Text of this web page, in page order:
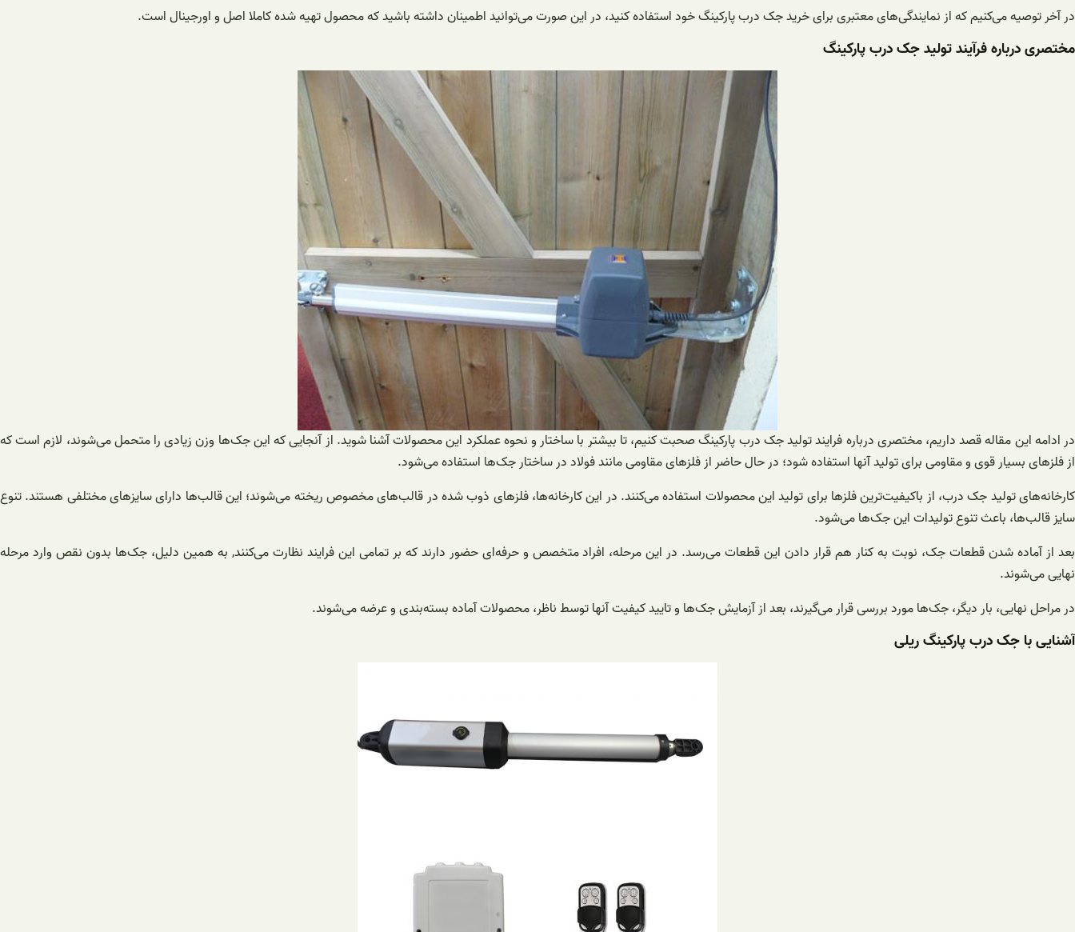
در آخر توصیه می‌کنیم که از نمایندگی‌های معتبری برای خرید جک درب پارکینگ خود استفاده کنید، در این صورت می‌توانید اطمینان داشته باشید که محصول تهیه شده کاملا اصل و اورجینال است.
مختصری درباره فرآیند تولید جک درب پارکینگ
در ادامه این مقاله قصد داریم، مختصری درباره فرایند تولید جک درب پارکینگ صحبت کنیم، تا بیشتر با ساختار و نحوه عملکرد این محصولات آشنا شوید. از آنجایی که این جک‌ها وزن زیادی را متحمل می‌شوند، لازم است که
از فلز‌های بسیار قوی و مقاومی برای تولید آنها استفاده شود؛ در حال حاضر از فلزهای مقاومی مانند فولاد در ساختار جک‌ها استفاده می‌شود.
کارخانه‌های تولید جک درب، از باکیفیت‌ترین فلز‌ها برای تولید این محصولات استفاده می‌کنند. در این کارخانه‌ها، فلزهای ذوب شده در قالب‌های مخصوص ریخته می‌شوند؛ این قالب‌ها دارای سایزهای مختلفی هستند. تنوع
سایز قالب‌ها، باعث تنوع تولیدات این جک‌ها می‌شود.
بعد از آماده شدن قطعات جک، نوبت به کنار هم قرار دادن این قطعات می‌رسد. در این مرحله، افراد متخصص و حرفه‌ای حضور دارند که بر تمامی این فرایند نظارت می‌کنند, به همین دلیل، جک‌ها بدون نقص وارد مرحله
نهایی می‌شوند.
در مراحل نهایی، بار دیگر، جک‌ها مورد بررسی قرار می‌گیرند، بعد از آزمایش جک‌ها و تایید کیفیت آنها توسط ناظر، محصولات آماده بسته‌بندی و عرضه می‌شوند.
آشنایی با جک درب پارکینگ ریلی